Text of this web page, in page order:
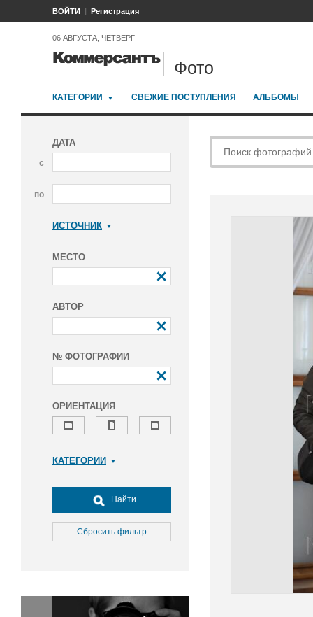
ВОЙТИ Регистрация
06 АВГУСТА, ЧЕТВЕРГ
Фото
КАТЕГОРИИ СВЕЖИЕ ПОСТУПЛЕНИЯ АЛЬБОМЫ
ДАТА
с
по
ИСТОЧНИК
МЕСТО
АВТОР
№ ФОТОГРАФИИ
ОРИЕНТАЦИЯ
КАТЕГОРИИ
Досуг, туризм и отдых
Культура
Медицина
Окружающая среда
Найти
Сбросить фильтр